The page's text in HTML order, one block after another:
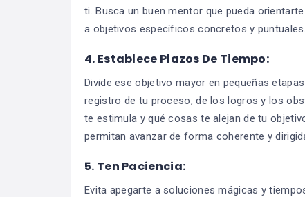
ti. Busca un buen mentor que pueda
a objetivos específicos concretos y puntuales.
4. Establece Plazos De Tiempo:
Divide ese objetivo mayor en pequeñas
registro de tu proceso, de los logros y los
te estimula y qué cosas te alejan de tu
permitan avanzar de forma coherente y
5. Ten Paciencia:
Evita apegarte a soluciones mágicas y